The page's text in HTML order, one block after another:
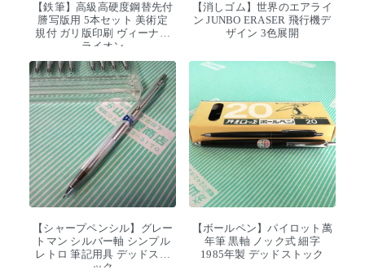
【鉄筆】高級高硬度鋼替先付
謄写版用 5本セット 美術定
規付 ガリ版印刷 ヴィーナス
ライオン
【消しゴム】世界のエアライ
ン JUNBO ERASER 飛行機デ
ザイン 3色展開
【シャープペンシル】グレー
トマン シルバー軸 シンプル
レトロ 筆記用具 デッドスト
ック
【ボールペン】パイロット萬
年筆 黒軸 ノック式 細字
1985年製 デッドストック